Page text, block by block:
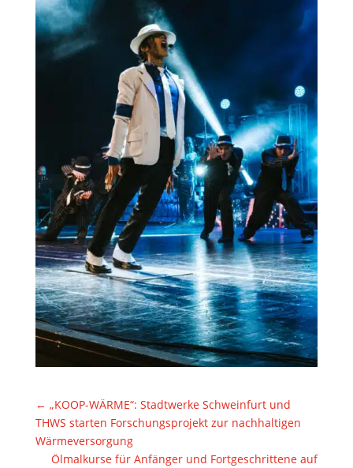
← „KOOP-WÄRME“: Stadtwerke Schweinfurt und
THWS starten Forschungsprojekt zur nachhaltigen
Wärmeversorgung
Ölmalkurse für Anfänger und Fortgeschrittene auf